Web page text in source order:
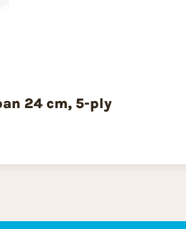
24 cm, 5-ply